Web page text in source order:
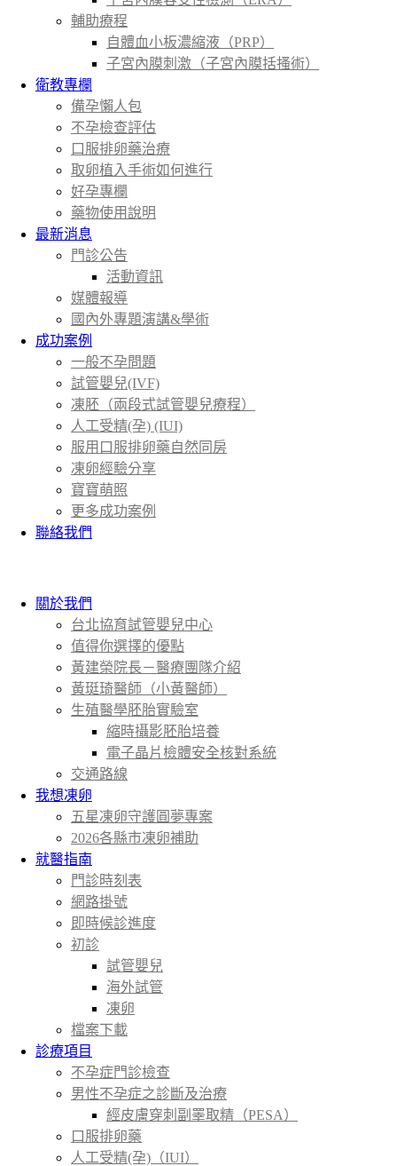
輔助療程
自體血小板濃縮液（PRP）
子宮內膜刺激（子宮內膜括搔術）
衛教專欄
備孕懶人包
不孕檢查評估
口服排卵藥治療
取卵植入手術如何進行
好孕專欄
藥物使用說明
最新消息
門診公告
活動資訊
媒體報導
國內外專題演講&學術
成功案例
一般不孕問題
試管嬰兒(IVF)
凍胚（兩段式試管嬰兒療程）
人工受精(孕) (IUI)
服用口服排卵藥自然同房
凍卵經驗分享
寶寶萌照
更多成功案例
聯絡我們
關於我們
台北協育試管嬰兒中心
值得你選擇的優點
黃建榮院長－醫療團隊介紹
黃珽琦醫師（小黃醫師）
生殖醫學胚胎實驗室
縮時攝影胚胎培養
電子晶片檢體安全核對系統
交通路線
我想凍卵
五星凍卵守護圓夢專案
2026各縣市凍卵補助
就醫指南
門診時刻表
網路掛號
即時候診進度
初診
試管嬰兒
海外試管
凍卵
檔案下載
診療項目
不孕症門診檢查
男性不孕症之診斷及治療
經皮膚穿刺副睪取精（PESA）
口服排卵藥
人工受精(孕)（IUI）